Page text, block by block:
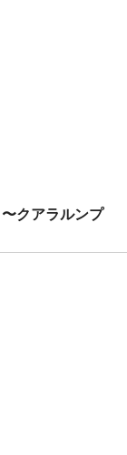
クアラルンプ